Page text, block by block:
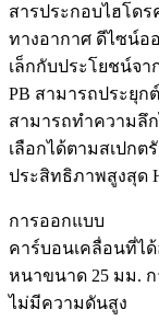
สารประกอบไฮโด
ทางอากาศ ดีไซน์อ
เล็กกับประโยชน์จา
PB สามารถประยุก
สามารถทำความลึ
เลือกได้ตามสเปกต
ประสิทธิภาพสูงสุด
การออกแบบ
คาร์บอนเคลื่อนที่ไ
หนาขนาด 25 มม.
ไม่มีความดันสูง